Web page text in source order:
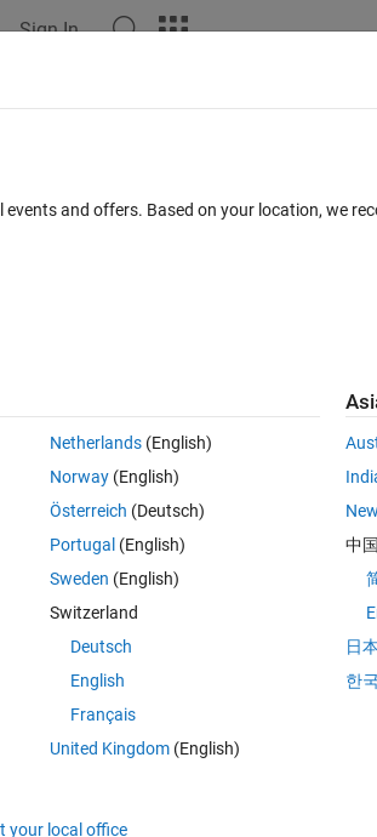
Sign In
0 votes
えています。
Input-using-MATLAB
す。例えば、車の屋根の画像とタイヤの
and offers. Based on your location, we
Netherlands(English)
Norway(English)
Österreich (Deutsch)
Portugal (English)
Sweden (English)
Switzerland
Deutsch
English
Français
United Kingdom(English)
中国
日本
한국
your local office